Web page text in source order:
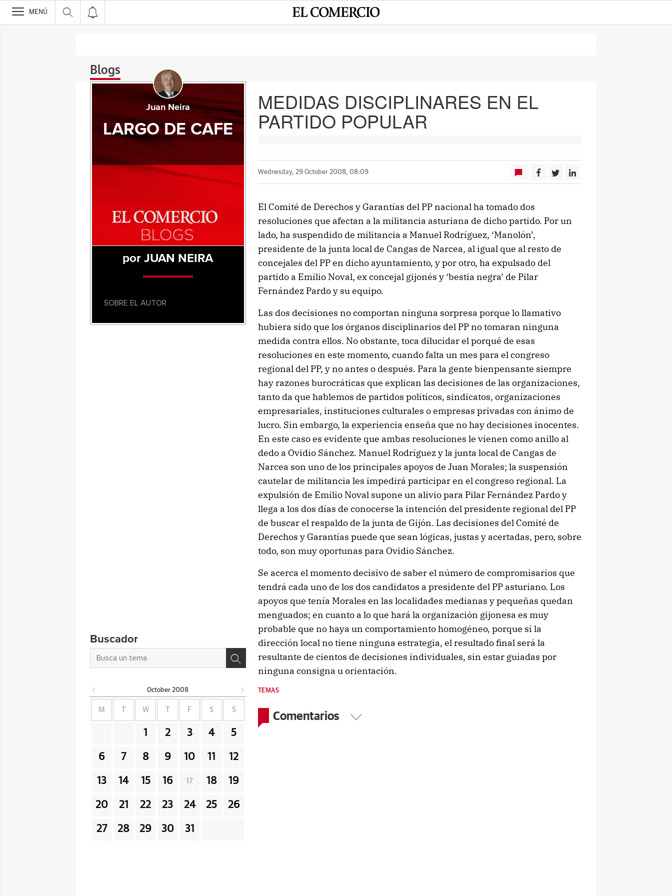
>
MENÚ
Blogs
MEDIDAS DISCIPLINARES EN EL
PARTIDO POPULAR
Wednesday, 29 October 2008, 08:09
El Comité de Derechos y Garantías del PP nacional ha tomado dos
resoluciones que afectan a la militancia asturiana de dicho partido. Por un
lado, ha suspendido de militancia a Manuel Rodríguez, ‘Manolón’,
presidente de la junta local de Cangas de Narcea, al igual que al resto de
concejales del PP en dicho ayuntamiento, y por otro, ha expulsado del
partido a Emilio Noval, ex concejal gijonés y ‘bestia negra’ de Pilar
Fernández Pardo y su equipo.
Las dos decisiones no comportan ninguna sorpresa porque lo llamativo
hubiera sido que los órganos disciplinarios del PP no tomaran ninguna
medida contra ellos. No obstante, toca dilucidar el porqué de esas
resoluciones en este momento, cuando falta un mes para el congreso
regional del PP, y no antes o después. Para la gente bienpensante siempre
hay razones burocráticas que explican las decisiones de las organizaciones,
tanto da que hablemos de partidos políticos, sindicatos, organizaciones
empresariales, instituciones culturales o empresas privadas con ánimo de
lucro. Sin embargo, la experiencia enseña que no hay decisiones inocentes.
En este caso es evidente que ambas resoluciones le vienen como anillo al
dedo a Ovidio Sánchez. Manuel Rodríguez y la junta local de Cangas de
Narcea son uno de los principales apoyos de Juan Morales; la suspensión
cautelar de militancia les impedirá participar en el congreso regional. La
expulsión de Emilio Noval supone un alivio para Pilar Fernández Pardo y
llega a los dos días de conocerse la intención del presidente regional del PP
de buscar el respaldo de la junta de Gijón. Las decisiones del Comité de
Derechos y Garantías puede que sean lógicas, justas y acertadas, pero, sobre
todo, son muy oportunas para Ovidio Sánchez.
Se acerca el momento decisivo de saber el número de compromisarios que
tendrá cada uno de los dos candidatos a presidente del PP asturiano. Los
apoyos que tenía Morales en las localidades medianas y pequeñas quedan
menguados; en cuanto a lo que hará la organización gijonesa es muy
probable que no haya un comportamiento homogéneo, porque si la
dirección local no tiene ninguna estrategia, el resultado final será la
resultante de cientos de decisiones individuales, sin estar guiadas por
ninguna consigna u orientación.
TEMAS
Comentarios
Juan Neira
LARGO DE CAFE
por JUAN NEIRA
SOBRE EL AUTOR
Buscador
October 2008
M W F S S
1 2 3 4 5
6 7 8 9 10 11 12
13 14 15 16 17 18 19
20 21 22 23 24 25 26
27 28 29 30 31